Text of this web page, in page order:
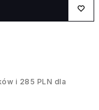
i 285 PLN dla